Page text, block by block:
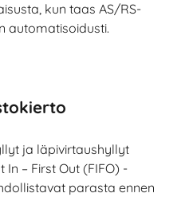
kun taas AS/RS-
automatisoidusti.
ja läpivirtaushyllyt
– First Out (FIFO) -
parasta ennen